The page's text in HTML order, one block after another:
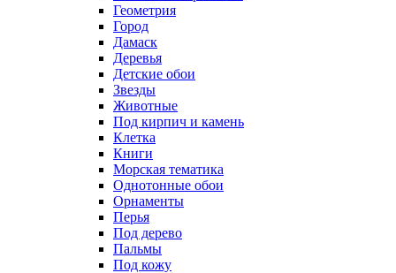
Геометрия
Город
Дамаск
Деревья
Детские обои
Звезды
Животные
Под кирпич и камень
Клетка
Книги
Морская тематика
Однотонные обои
Орнаменты
Перья
Под дерево
Пальмы
Под кожу